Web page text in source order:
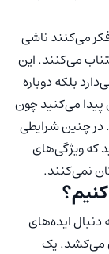
می‌کنند ناشی
می‌کنند. این
بلکه دوباره
می‌کنید چون
در چنین شرایطی
که ویژگی‌های
نمی‌کنند.
دنبال ایده‌های
می‌کشد. یک